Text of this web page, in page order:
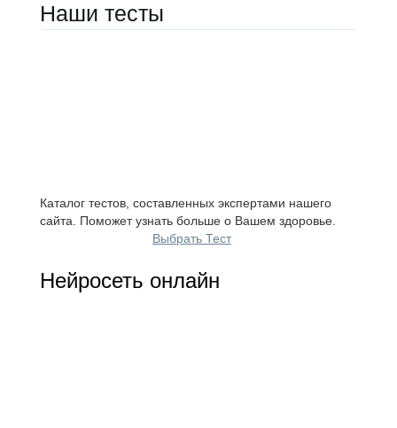
Наши тесты
Каталог тестов, составленных экспертами нашего
сайта. Поможет узнать больше о Вашем здоровье.
Выбрать Тест
Нейросеть онлайн